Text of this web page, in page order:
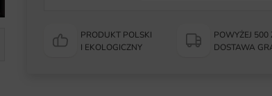
PRODUKT POLSKI
I EKOLOGICZNY
POWYŻEJ 500
DOSTAWA